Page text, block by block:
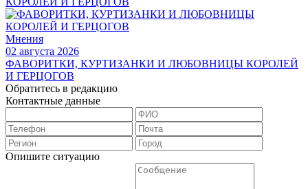
Мнения
02 августа 2026
ФАВОРИТКИ, КУРТИЗАНКИ И ЛЮБОВНИЦЫ КОРОЛЕЙ
И ГЕРЦОГОВ
Обратитесь в редакцию
Контактные данные
Опишите ситуацию